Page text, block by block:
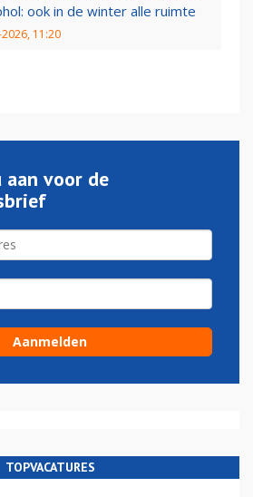
ook in de winter alle ruimte
11:20
aan voor de
TOPVACATURES